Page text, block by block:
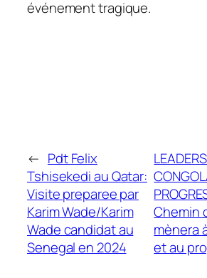
événement tragique.
← Pdt Felix
Tshisekedi au Qatar:
Visite preparee par
Karim Wade/Karim
Wade candidat au
Senegal en 2024
Chemin
mènera
et au